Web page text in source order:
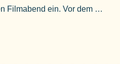
Filmabend ein. Vor dem …